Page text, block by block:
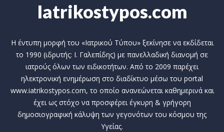
Iatrikostypos.com
Η έντυπη μορφή του «Ιατρικού Τύπου» ξεκίνησε να εκδίδεται
το 1990 (ιδρυτής: Ι. Γαλεπίδης) με πανελλαδική διανομή σε
ιατρούς όλων των ειδικοτήτων. Από το 2009 παρέχει
ηλεκτρονική ενημέρωση στο διαδίκτυο μέσω του portal
www.iatrikostypos.com, το οποίο ανανεώνεται καθημερινά και
έχει ως στόχο να προσφέρει έγκυρη & γρήγορη
δημοσιογραφική κάλυψη των γεγονότων του κόσμου της
Υγείας.